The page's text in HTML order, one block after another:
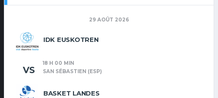
29 AOÛT 2026
IDK EUSKOTREN
BASKET LANDES
VS
18 H 00 MIN
SAN SÉBASTIEN (ESP)